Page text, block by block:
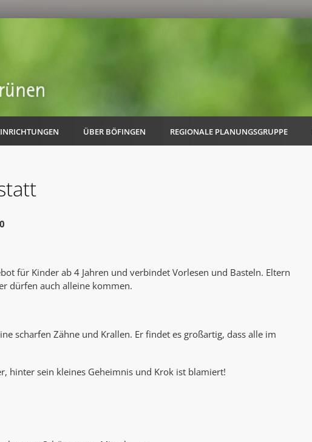
ÜBER BÖFINGEN REGIONALE PLANUNGSGRUPPE
AK Internet
für Kinder ab 4 Jahren und verbindet Vorlesen und Basteln. Eltern
dürfen auch alleine kommen.
scharfen Zähne und Krallen. Er findet es großartig, dass alle im
hinter sein kleines Geheimnis und Krok ist blamiert!